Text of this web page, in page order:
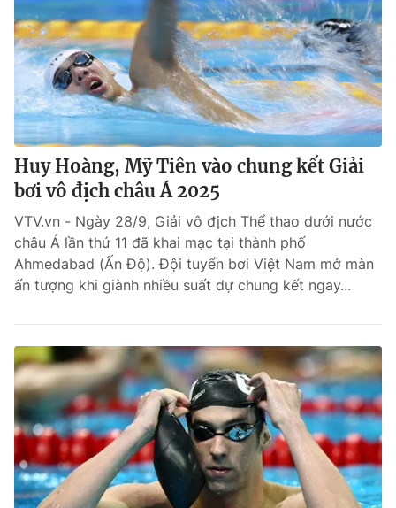
Huy Hoàng, Mỹ Tiên vào chung kết Giải
bơi vô địch châu Á 2025
VTV.vn - Ngày 28/9, Giải vô địch Thể thao dưới nước
châu Á lần thứ 11 đã khai mạc tại thành phố
Ahmedabad (Ấn Độ). Đội tuyển bơi Việt Nam mở màn
ấn tượng khi giành nhiều suất dự chung kết ngay...